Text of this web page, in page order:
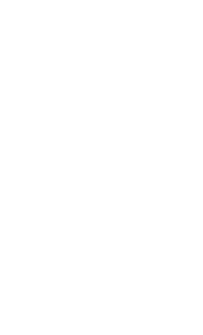
befindet, und suchen